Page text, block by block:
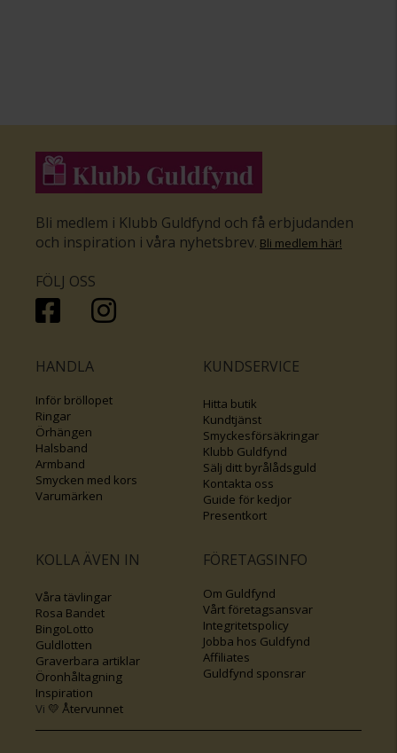
Bli medlem i Klubb Guldfynd och få erbjudanden
och inspiration i våra nyhetsbrev. Bli medlem här!
FÖLJ OSS
HANDLA
Inför bröllopet
Ringar
Örhängen
Halsband
Armband
Smycken med kors
Varumärken
KUNDSERVICE
Hitta butik
Kundtjänst
Smyckesförsäkringar
Klubb Guldfynd
Sälj ditt byrålådsguld
Kontakta oss
Guide för kedjor
Presentkort
KOLLA ÄVEN IN
Våra tävlingar
Rosa Bandet
BingoLotto
Guldlotten
Graverbara artiklar
Öronhåltagning
Inspiration
Vi 💛 Återvunnet
FÖRETAGSINFO
Om Guldfynd
Vårt företagsansvar
Integritetspolicy
Jobba hos Guldfynd
Affiliates
Guldfynd sponsrar